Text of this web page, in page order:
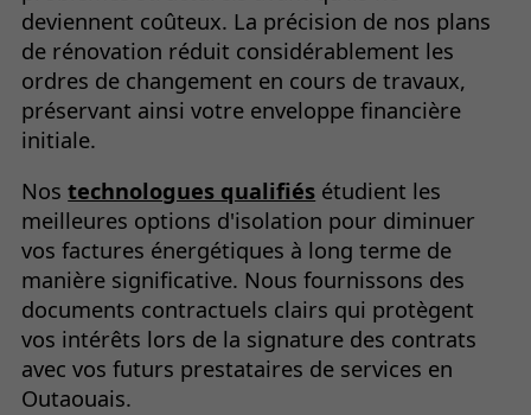
deviennent coûteux. La précision de nos plans
de rénovation réduit considérablement les
ordres de changement en cours de travaux,
préservant ainsi votre enveloppe financière
initiale.
Nostechnologues qualifiés étudient les
meilleures options d'isolation pour diminuer
vos factures énergétiques à long terme de
manière significative. Nous fournissons des
documents contractuels clairs qui protègent
vos intérêts lors de la signature des contrats
avec vos futurs prestataires de services en
Outaouais.